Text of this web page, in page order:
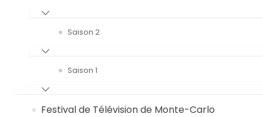
Saison 2
Saison 1
Festival de Télévision de Monte-Carlo